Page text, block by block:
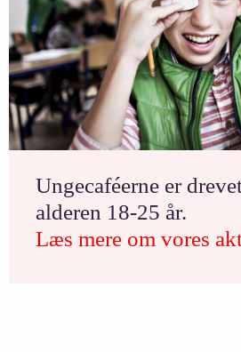
Ungecaféerne er
alderen 18-25 år.
Læs mere om vores